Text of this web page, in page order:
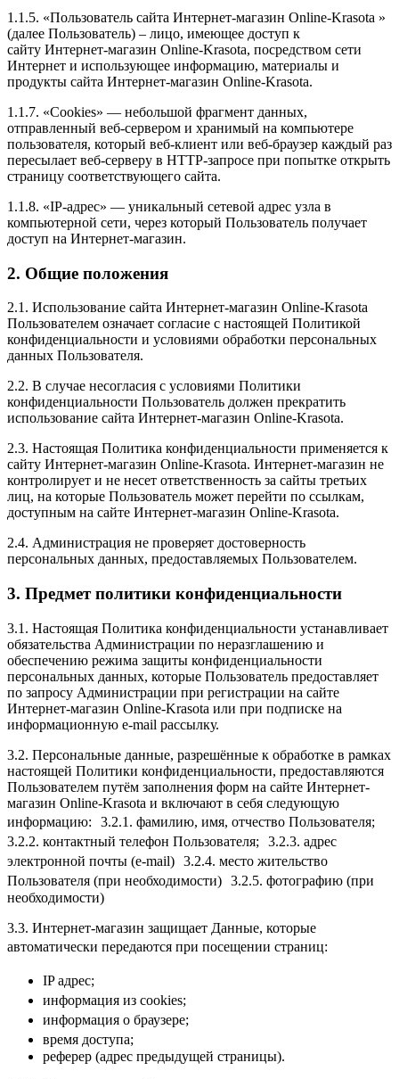
1.1.5. «Пользователь сайта Интернет-магазин Online-Krasota »
(далее Пользователь) – лицо, имеющее доступ к
сайту Интернет-магазин Online-Krasota, посредством сети
Интернет и использующее информацию, материалы и
продукты сайта Интернет-магазин Online-Krasota.
1.1.7. «Cookies» — небольшой фрагмент данных,
отправленный веб-сервером и хранимый на компьютере
пользователя, который веб-клиент или веб-браузер каждый раз
пересылает веб-серверу в HTTP-запросе при попытке открыть
страницу соответствующего сайта.
1.1.8. «IP-адрес» — уникальный сетевой адрес узла в
компьютерной сети, через который Пользователь получает
доступ на Интернет-магазин.
2. Общие положения
2.1. Использование сайта Интернет-магазин Online-Krasota
Пользователем означает согласие с настоящей Политикой
конфиденциальности и условиями обработки персональных
данных Пользователя.
2.2. В случае несогласия с условиями Политики
конфиденциальности Пользователь должен прекратить
использование сайта Интернет-магазин Online-Krasota.
2.3. Настоящая Политика конфиденциальности применяется к
сайту Интернет-магазин Online-Krasota. Интернет-магазин не
контролирует и не несет ответственность за сайты третьих
лиц, на которые Пользователь может перейти по ссылкам,
доступным на сайте Интернет-магазин Online-Krasota.
2.4. Администрация не проверяет достоверность
персональных данных, предоставляемых Пользователем.
3. Предмет политики конфиденциальности
3.1. Настоящая Политика конфиденциальности устанавливает
обязательства Администрации по неразглашению и
обеспечению режима защиты конфиденциальности
персональных данных, которые Пользователь предоставляет
по запросу Администрации при регистрации на сайте
Интернет-магазин Online-Krasota или при подписке на
информационную e-mail рассылку.
3.2. Персональные данные, разрешённые к обработке в рамках
настоящей Политики конфиденциальности, предоставляются
Пользователем путём заполнения форм на сайте Интернет-
магазин Online-Krasota и включают в себя следующую
информацию: 3.2.1. фамилию, имя, отчество Пользователя;
3.2.2. контактный телефон Пользователя; 3.2.3. адрес
электронной почты (e-mail) 3.2.4. место жительство
Пользователя (при необходимости) 3.2.5. фотографию (при
необходимости)
3.3. Интернет-магазин защищает Данные, которые
автоматически передаются при посещении страниц:
IP адрес;
информация из cookies;
информация о браузере;
время доступа;
реферер (адрес предыдущей страницы).